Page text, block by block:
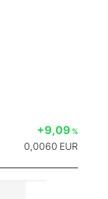
+9,09 %
0,0060 EUR